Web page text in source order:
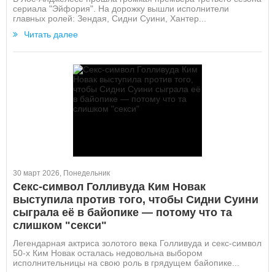
сериала "Эйфория". На дорожку вышли исполнители
главных ролей: Зендая, Сидни Суини, Хантер...
Читать далее
30 март 2026, Понедельник
Секс-символ Голливуда Ким Новак
выступила против того, чтобы Сидни Суини
сыграла её в байопике — потому что та
слишком "секси"
Легендарная актриса золотого века Голливуда и секс-символ
50-х Ким Новак осталась недовольна выбором
исполнительницы на свою роль в грядущем байопике...